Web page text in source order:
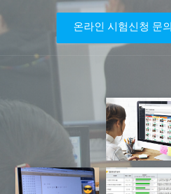
온라인 시험신청 문의